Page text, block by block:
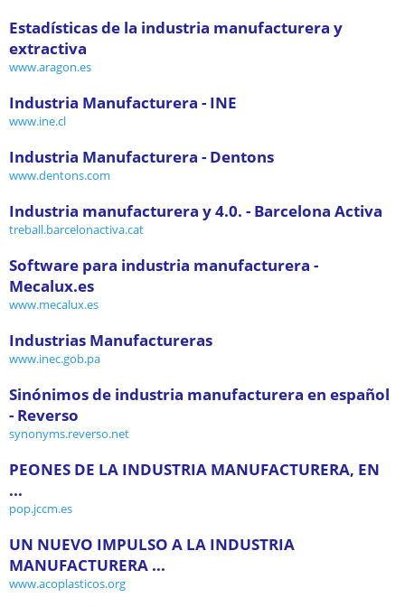
Estadísticas de la industria manufacturera y
extractiva
www.aragon.es
Industria Manufacturera - INE
www.ine.cl
Industria Manufacturera - Dentons
www.dentons.com
Industria manufacturera y 4.0. - Barcelona Activa
treball.barcelonactiva.cat
Software para industria manufacturera -
Mecalux.es
www.mecalux.es
Industrias Manufactureras
www.inec.gob.pa
Sinónimos de industria manufacturera en español
- Reverso
synonyms.reverso.net
PEONES DE LA INDUSTRIA MANUFACTURERA, EN
...
pop.jccm.es
UN NUEVO IMPULSO A LA INDUSTRIA
MANUFACTURERA ...
www.acoplasticos.org